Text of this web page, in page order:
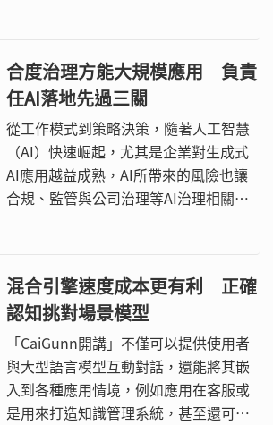
態的商業模式，以新價值主張創造營收
來源，如顛覆性客戶體驗、數據變現、
AI驅動服務或是AI嵌入產品等等。
合度治理方能大規模應用 負責
任AI落地先過三關
從工作模式到策略決策，隨著人工智慧
（AI）快速崛起，尤其是企業對生成式
AI應用越益成熟，AI所帶來的風險也讓
合規、監管與公司治理等AI治理相關的
安全與隱私保護仍有諸多顧慮，目前仍
有近一半的企業僅於試行或實驗性質的
階段。
混合引擎速度成本更有利 正確
認知挑對場景模型
「CaiGunn開講」不僅可以提供使用者
與大型語言模型互動對話，還能將其嵌
入到各種應用情境，例如應用在客服或
是用來打造知識管理系統，甚至還可以